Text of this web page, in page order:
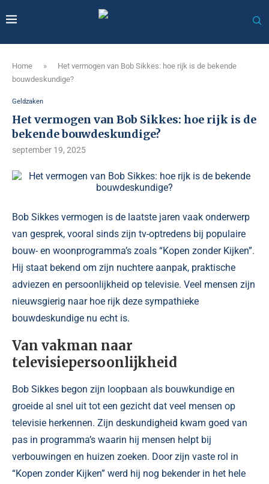
Home »
Het vermogen van Bob Sikkes: hoe rijk is de bekende
bouwdeskundige?
Geldzaken
Het vermogen van Bob Sikkes: hoe rijk is de
bekende bouwdeskundige?
september 19, 2025
Bob Sikkes vermogen is de laatste jaren vaak onderwerp
van gesprek, vooral sinds zijn tv-optredens bij populaire
bouw- en woonprogramma’s zoals “Kopen zonder Kijken”.
Hij staat bekend om zijn nuchtere aanpak, praktische
adviezen en persoonlijkheid op televisie. Veel mensen zijn
nieuwsgierig naar hoe rijk deze sympathieke
bouwdeskundige nu echt is.
Van vakman naar
televisiepersoonlijkheid
Bob Sikkes begon zijn loopbaan als bouwkundige en
groeide al snel uit tot een gezicht dat veel mensen op
televisie herkennen. Zijn deskundigheid kwam goed van
pas in programma’s waarin hij mensen helpt bij
verbouwingen en huizen zoeken. Door zijn vaste rol in
“Kopen zonder Kijken” werd hij nog bekender in het hele